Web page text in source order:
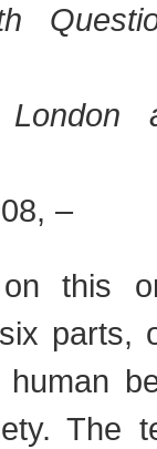
–
this
parts,
The